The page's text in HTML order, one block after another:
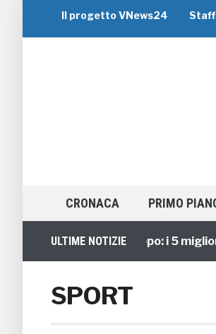
Il progetto VNews24 Staff
CRONACA PRIMO
ULTIME NOTIZIE
Viaggi di Gruppo: i 5 migliori
SPORT